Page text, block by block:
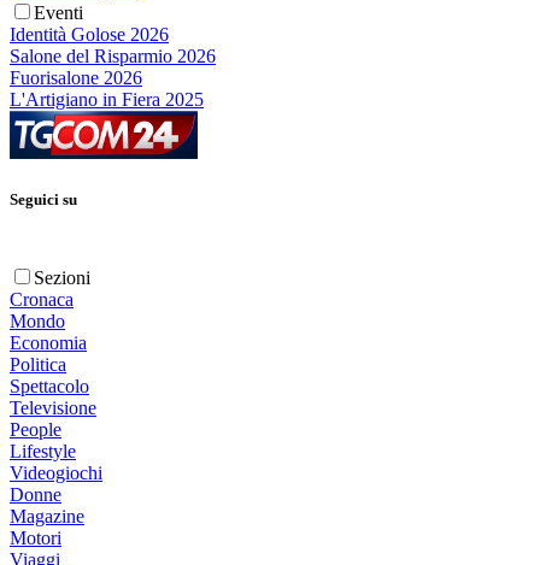
Eventi
Identità Golose 2026
Salone del Risparmio 2026
Fuorisalone 2026
L'Artigiano in Fiera 2025
Seguici su
Sezioni
Cronaca
Mondo
Economia
Politica
Spettacolo
Televisione
People
Lifestyle
Videogiochi
Donne
Magazine
Motori
Viaggi